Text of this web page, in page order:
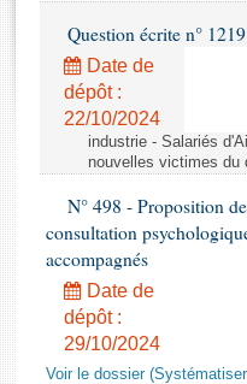
Rapports législatifs
Rapports sur l'application
Baromètre de
Dossiers législatifs
Budget et sécurité sociale
Questions écrites et orales
Comptes rendus des
Question écrite n°
Date de
dépôt :
22/10/2024
industrie - Salariés
nouvelles victimes du
N° 498 - Proposition
consultation
accompagnés
Date de
dépôt :
29/10/2024
Voir le dossier